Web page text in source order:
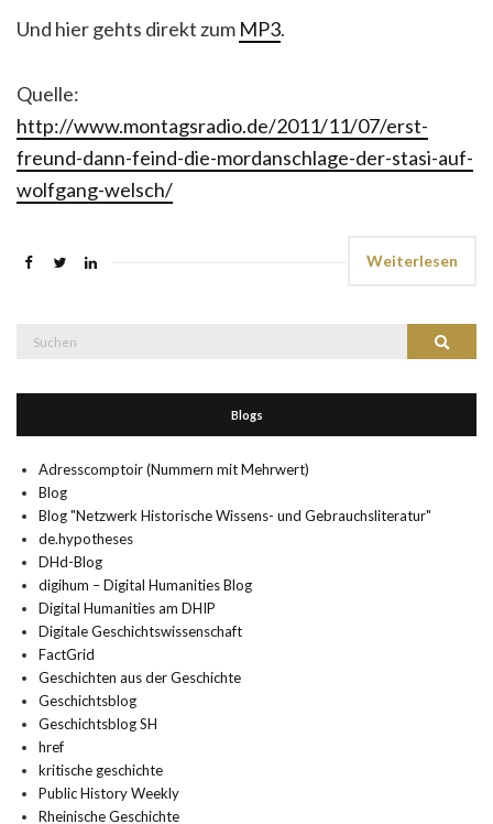
Und hier gehts direkt zum MP3.
Quelle:
http://www.montagsradio.de/2011/11/07/erst-
freund-dann-feind-die-mordanschlage-der-stasi-auf-
wolfgang-welsch/
Weiterlesen
Suchen
Blogs
Adresscomptoir (Nummern mit Mehrwert)
Blog
Blog "Netzwerk Historische Wissens- und Gebrauchsliteratur"
de.hypotheses
DHd-Blog
digihum – Digital Humanities Blog
Digital Humanities am DHIP
Digitale Geschichtswissenschaft
FactGrid
Geschichten aus der Geschichte
Geschichtsblog
Geschichtsblog SH
href
kritische geschichte
Public History Weekly
Rheinische Geschichte